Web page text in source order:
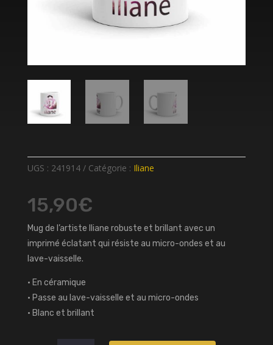
UGS : 241914 Catégorie : Iliane
15,90€
Mug de l’artiste Iliane robuste et brillant avec un
imprimé éclatant qui résiste au micro-ondes et au
lave-vaisselle.
• En céramique
• Passe au lave-vaisselle et au micro-ondes
• Blanc et brillant